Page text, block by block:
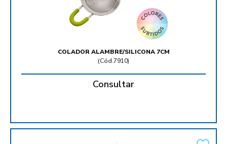
COLADOR ALAMBRE/SILICONA 7CM
(Cód.7910)
Consultar